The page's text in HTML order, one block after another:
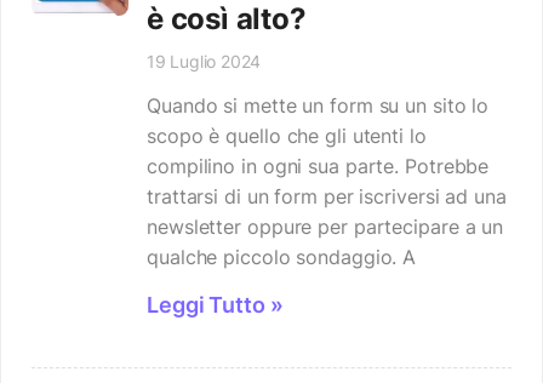
è così alto?
19 Luglio 2024
Quando si mette un form su un sito lo
scopo è quello che gli utenti lo
compilino in ogni sua parte. Potrebbe
trattarsi di un form per iscriversi ad una
newsletter oppure per partecipare a un
qualche piccolo sondaggio. A
Leggi Tutto »